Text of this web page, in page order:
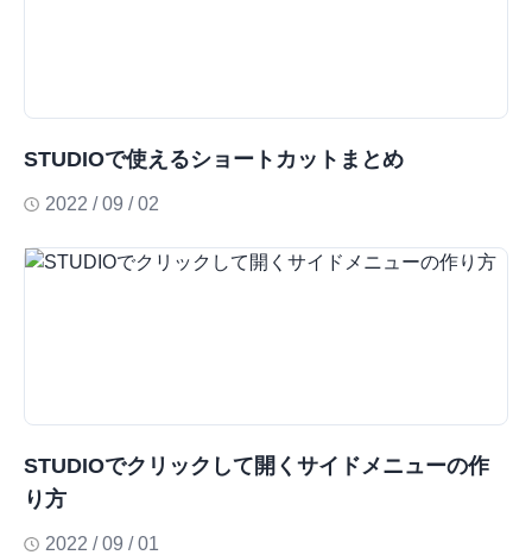
STUDIOで使えるショートカットまとめ
2022 / 09 / 02
STUDIOでクリックして開くサイドメニューの作
り方
2022 / 09 / 01